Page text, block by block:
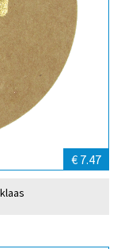
€ 7.47